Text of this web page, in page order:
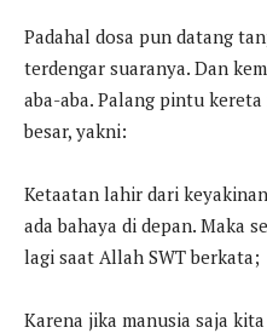
Padahal dosa pun datang
terdengar suaranya. Dan
aba-aba. Palang pintu
besar, yakni:
Ketaatan lahir dari
ada bahaya di depan. Maka
lagi saat Allah SWT berkata;
Karena jika manusia saja